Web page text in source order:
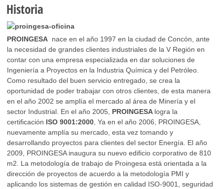
Historia
PROINGESA nace en el año 1997 en la ciudad de Concón, ante
la necesidad de grandes clientes industriales de la V Región en
contar con una empresa especializada en dar soluciones de
Ingeniería a Proyectos en la Industria Química y del Petróleo.
Como resultado del buen servicio entregado, se crea la
oportunidad de poder trabajar con otros clientes, de esta manera
en el año 2002 se amplía el mercado al área de Minería y el
sector Industrial. En el año 2005, PROINGESA logra la
certificación ISO 9001:2000, Ya en el año 2006, PROINGESA,
nuevamente amplía su mercado, esta vez tomando y
desarrollando proyectos para clientes del sector Energía. El año
2009, PROINGESA inaugura su nuevo edificio corporativo de 810
m2. La metodología de trabajo de Proingesa está orientada a la
dirección de proyectos de acuerdo a la metodología PMI y
aplicando los sistemas de gestión en calidad ISO-9001, seguridad